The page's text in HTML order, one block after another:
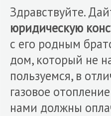
Здравствуйте.
юридическую
с его родным
дом, который не
пользуемся, в
газовое
нами должны